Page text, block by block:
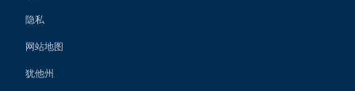
隐私
网站地图
犹他州